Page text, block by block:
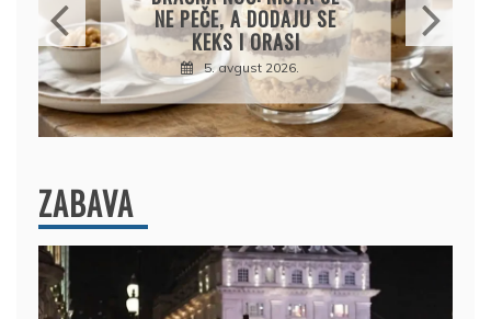
SA FETA SIROM I PEČENIM
PARADAJZOM
5. avgust 2026.
ZABAVA